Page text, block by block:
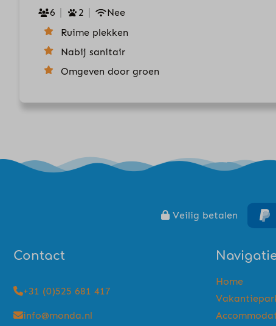
6
2
Nee
Ruime plekken
Nabij sanitair
Omgeven door groen
Veilig betalen
Contact
+31 (0)525 681 417
info@monda.nl
Home